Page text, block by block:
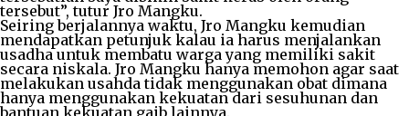
tersebut”, tutur Jro Mangku.
Seiring berjalannya waktu, Jro Mangku kemudian
mendapatkan petunjuk kalau ia harus menjalankan
usadha untuk membatu warga yang memiliki sakit
secara niskala. Jro Mangku hanya memohon agar saat
melakukan usahda tidak menggunakan obat dimana
hanya menggunakan kekuatan dari sesuhunan dan
bantuan kekuatan gaib lainnya.